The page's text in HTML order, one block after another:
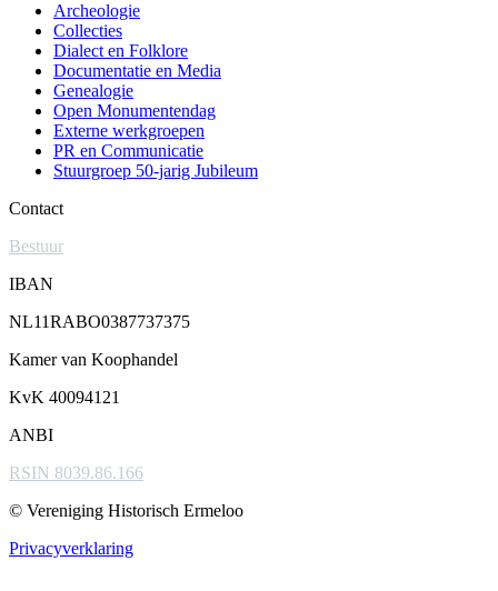
Archeologie
Collecties
Dialect en Folklore
Documentatie en Media
Genealogie
Open Monumentendag
Externe werkgroepen
PR en Communicatie
Stuurgroep 50-jarig Jubileum
Contact
Bestuur
IBAN
NL11RABO0387737375
Kamer van Koophandel
KvK 40094121
ANBI
RSIN 8039.86.166
© Vereniging Historisch Ermeloo
Privacyverklaring